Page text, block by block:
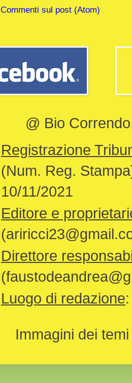
Commenti sul post (Atom)
@ Bio
Registrazione
(Num. Reg.
10/11/2021
Editore e
Direttore
Luogo di redazione
Immagini dei